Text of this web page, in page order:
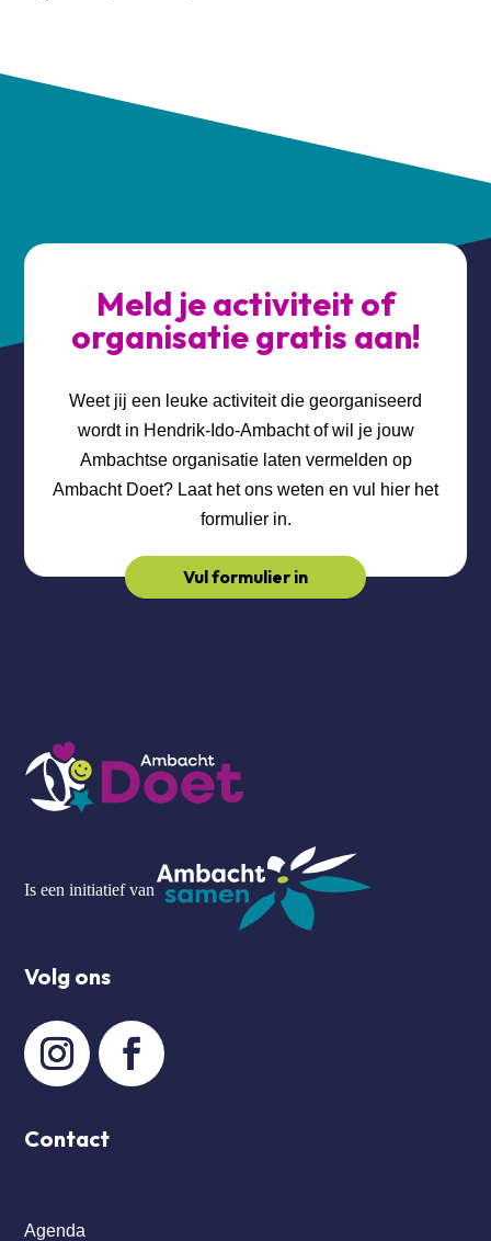
Meld je activiteit of
organisatie gratis aan!
Weet jij een leuke activiteit die georganiseerd
wordt in Hendrik-Ido-Ambacht of wil je jouw
Ambachtse organisatie laten vermelden op
Ambacht Doet? Laat het ons weten en vul hier het
formulier in.
Vul formulier in
Is een initiatief van
Volg ons
Contact
Agenda